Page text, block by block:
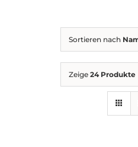
Kampagnen
Referenzen
Finanzierung
Sortieren nach
Zeige 24 Produkte